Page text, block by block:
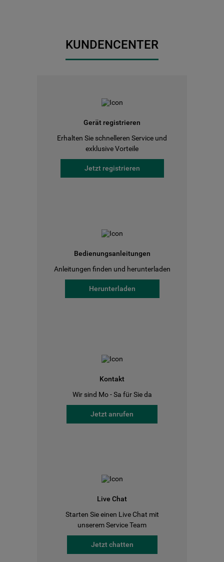
KUNDENCENTER
Gerät registrieren
Erhalten Sie schnelleren Service und
exklusive Vorteile
Jetzt registrieren
Bedienungsanleitungen
Anleitungen finden und herunterladen
Herunterladen
Kontakt
Wir sind Mo - Sa für Sie da
Jetzt anrufen
Live Chat
Starten Sie einen Live Chat mit
unserem Service Team
Jetzt chatten